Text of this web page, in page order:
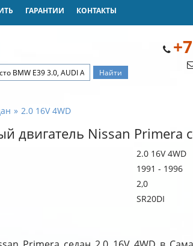
ГАРАНТИИ КОНТАКТЫ
2.0 16V 4WD
двигатель Nissan Primera
2.0 16V 4WD
1991 - 1996
2,0
SR20DI